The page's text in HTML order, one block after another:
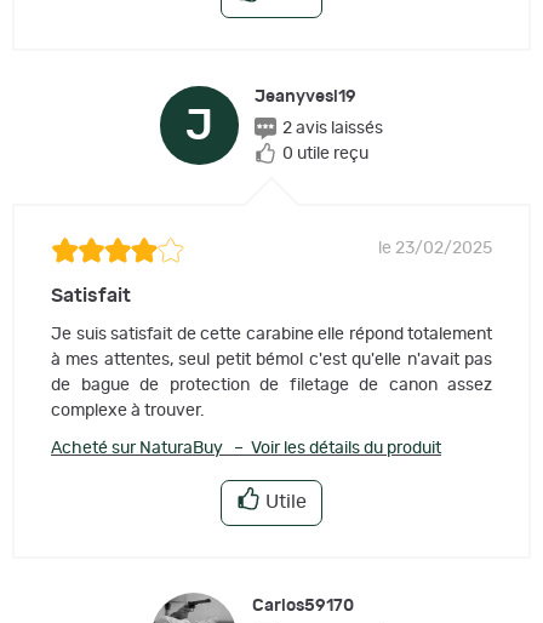
J
Jeanyvesl19
2 avis laissés
0 utile reçu
le 23/02/2025
Satisfait
Je suis satisfait de cette carabine elle répond totalement
à mes attentes, seul petit bémol c'est qu'elle n'avait pas
de bague de protection de filetage de canon assez
complexe à trouver.
Acheté sur NaturaBuy – Voir les détails du produit
Utile
Carlos59170